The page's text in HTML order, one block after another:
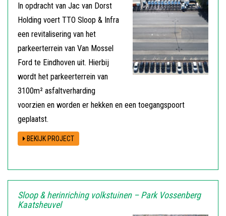
In opdracht van Jac van Dorst
Holding voert TTO Sloop & Infra
een revitalisering van het
parkeerterrein van Van Mossel
Ford te Eindhoven uit. Hierbij
wordt het parkeerterrein van
3100m² asfaltverharding
voorzien en worden er hekken en een toegangspoort
geplaatst.
BEKIJK PROJECT
Sloop & herinriching volkstuinen – Park Vossenberg
Kaatsheuvel